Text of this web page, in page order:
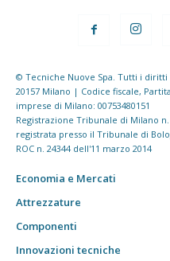
© Tecniche Nuove Spa. Tutti i diritti
20157 Milano | Codice fiscale,
imprese di Milano: 00753480151
Registrazione Tribunale di Milano
registrata presso il Tribunale di
ROC n. 24344 dell'11 marzo 2014
Economia e Mercati
Attrezzature
Componenti
Innovazioni tecniche